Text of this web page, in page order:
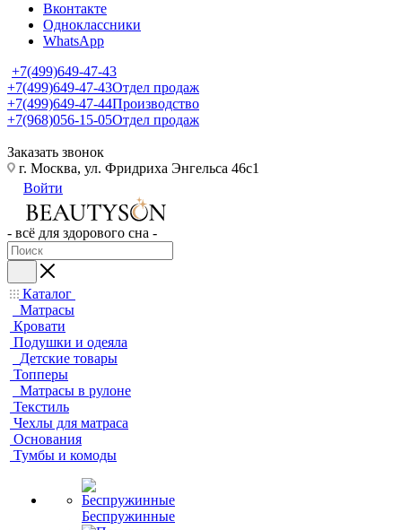
Вконтакте
Одноклассники
WhatsApp
+7(499)649-47-43
+7(499)649-47-43Отдел продаж
+7(499)649-47-44Производство
+7(968)056-15-05Отдел продаж
Заказать звонок
г. Москва, ул. Фридриха Энгельса 46с1
Войти
- всё для здорового сна -
Каталог
Матрасы
Кровати
Подушки и одеяла
Детские товары
Топперы
Матрасы в рулоне
Текстиль
Чехлы для матраса
Основания
Тумбы и комоды
Беспружинные